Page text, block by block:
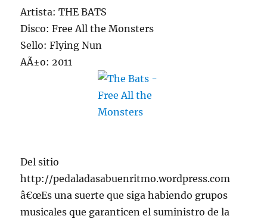
Artista: THE BATS
Disco: Free All the Monsters
Sello: Flying Nun
AÃ±o: 2011
Del sitio
http://pedaladasabuenritmo.wordpress.com
â€œEs una suerte que siga habiendo grupos
musicales que garanticen el suministro de la